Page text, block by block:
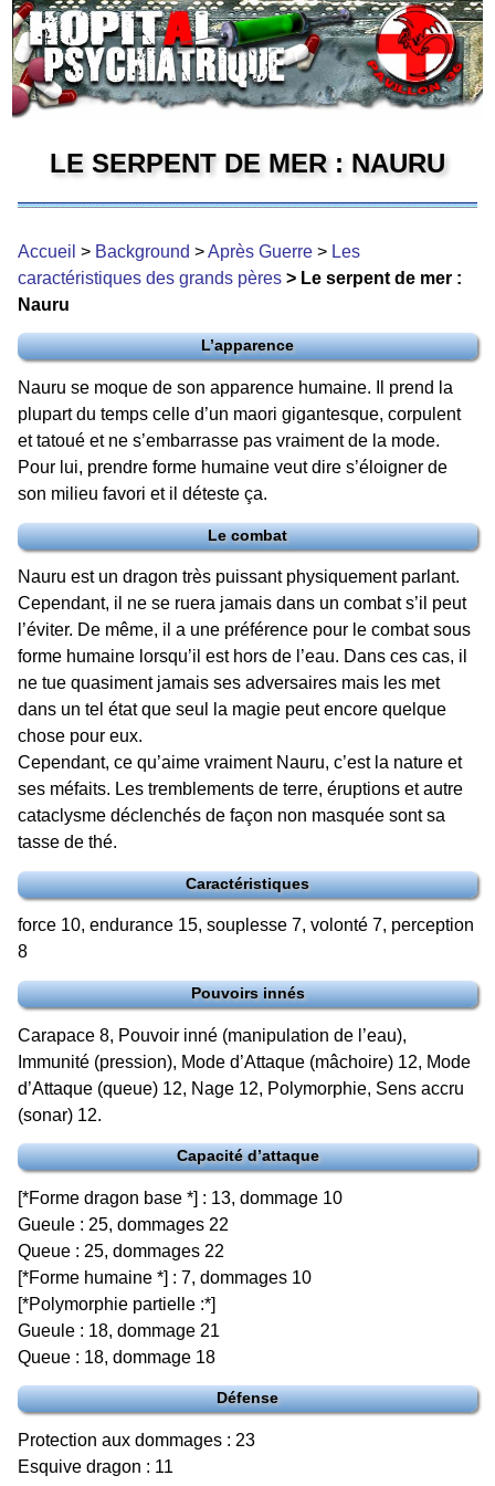
LE SERPENT DE MER : NAURU
Accueil > Background >Après Guerre > Les
caractéristiques des grands pères > Le serpent de mer :
Nauru
L’apparence
Nauru se moque de son apparence humaine. Il prend la
plupart du temps celle d’un maori gigantesque, corpulent
et tatoué et ne s’embarrasse pas vraiment de la mode.
Pour lui, prendre forme humaine veut dire s’éloigner de
son milieu favori et il déteste ça.
Le combat
Nauru est un dragon très puissant physiquement parlant.
Cependant, il ne se ruera jamais dans un combat s’il peut
l’éviter. De même, il a une préférence pour le combat sous
forme humaine lorsqu’il est hors de l’eau. Dans ces cas, il
ne tue quasiment jamais ses adversaires mais les met
dans un tel état que seul la magie peut encore quelque
chose pour eux.
Cependant, ce qu’aime vraiment Nauru, c’est la nature et
ses méfaits. Les tremblements de terre, éruptions et autre
cataclysme déclenchés de façon non masquée sont sa
tasse de thé.
Caractéristiques
force 10, endurance 15, souplesse 7, volonté 7, perception
8
Pouvoirs innés
Carapace 8, Pouvoir inné (manipulation de l’eau),
Immunité (pression), Mode d’Attaque (mâchoire) 12, Mode
d’Attaque (queue) 12, Nage 12, Polymorphie, Sens accru
(sonar) 12.
Capacité d’attaque
[*Forme dragon base *] : 13, dommage 10
Gueule : 25, dommages 22
Queue : 25, dommages 22
[*Forme humaine *] : 7, dommages 10
[*Polymorphie partielle :*]
Gueule : 18, dommage 21
Queue : 18, dommage 18
Défense
Protection aux dommages : 23
Esquive dragon : 11